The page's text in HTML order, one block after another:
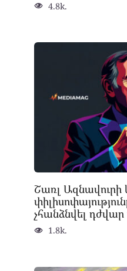
4.8k.
Շառլ Ազնավուրի
չհանձնվել
1.8k.